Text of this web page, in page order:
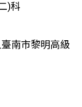
)科
南市黎明高級